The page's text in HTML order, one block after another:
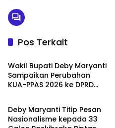
Pos Terkait
Bintan
Wakil Bupati Deby Maryanti
Sampaikan Perubahan
KUA-PPAS 2026 ke DPRD
Bintan
Deby Maryanti Titip Pesan
Nasionalisme kepada 33